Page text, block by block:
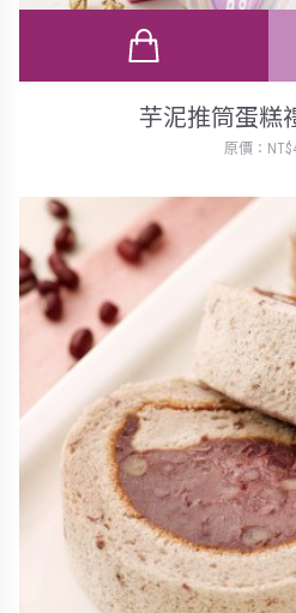
芋泥推筒蛋糕
原價：